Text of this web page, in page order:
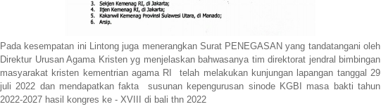
Pada kesempatan ini Lintong juga menerangkan Surat PENEGASAN yang tandatangani oleh
Direktur Urusan Agama Kristen yg menjelaskan bahwasanya tim direktorat jendral bimbingan
masyarakat kristen kementrian agama RI telah melakukan kunjungan lapangan tanggal 29
juli 2022 dan mendapatkan fakta susunan kepengurusan sinode KGBI masa bakti tahun
2022-2027 hasil kongres ke - XVIII di bali thn 2022